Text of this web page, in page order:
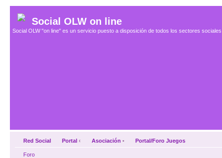
Social OLW on line
Social OLW "on line" es un servicio puesto a disposición de todos los sectores
Red Social Portal ‹ Asociación • Portal/Foro Juegos
Foro